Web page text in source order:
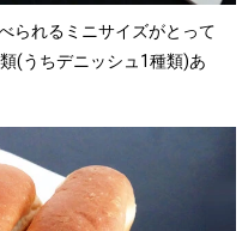
られるミニサイズがとって
(うちデニッシュ1種類)あ